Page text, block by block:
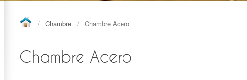
/ Chambre / Chambre Acero
Chambre Acero